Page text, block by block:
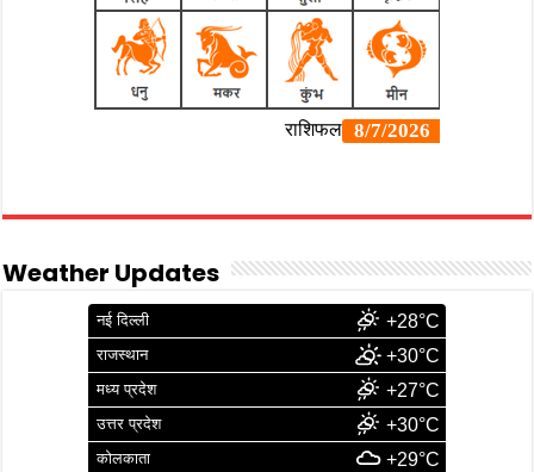
Weather Updates
नई दिल्ली +28°C
राजस्थान +30°C
मध्य प्रदेश +27°C
उत्तर प्रदेश +30°C
कोलकाता +29°C